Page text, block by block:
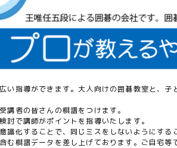
い指導ができます。大人向けの囲碁教室と、
者の皆さんの棋譜をつけます。
で講師がポイントを指導いたします。
化することで、同じミスをしないようにする
棋譜データを差し上げております。ご自宅等